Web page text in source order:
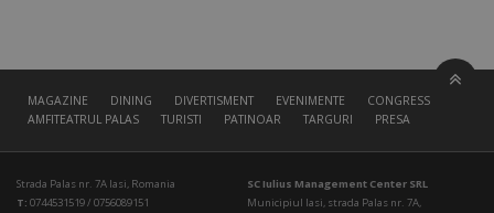
MAGAZINE DINING DIVERTISMENT EVENIMENTE
CONGRESS HALL
AMFITEATRUL PALAS
TURISTI PATINOAR TARGURI PRESA
Strada Palas nr. 7A Iasi, Romania
T: 0744531519 / 0756089151
SC Iulius Management Center SRL
Municipiul Iasi, strada Palas nr. 7A,